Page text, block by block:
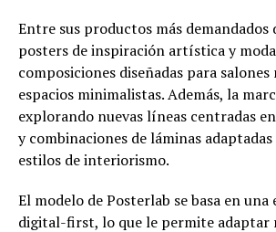
Entre sus productos más demandados
posters de inspiración artística y
composiciones diseñadas para
espacios minimalistas. Además, la
explorando nuevas líneas centradas
y combinaciones de láminas
estilos de interiorismo.
El modelo de Posterlab se basa en
digital-first, lo que le permite adaptar